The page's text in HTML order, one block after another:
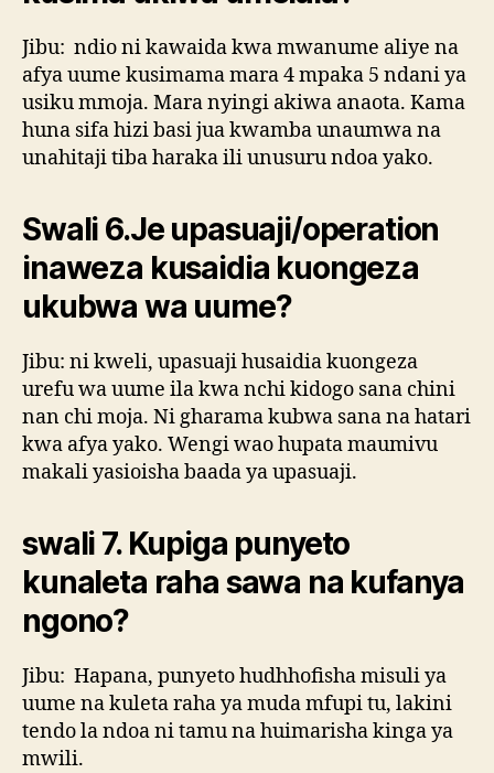
Jibu: ndio ni kawaida kwa mwanume aliye na
afya uume kusimama mara 4 mpaka 5 ndani ya
usiku mmoja. Mara nyingi akiwa anaota. Kama
huna sifa hizi basi jua kwamba unaumwa na
unahitaji tiba haraka ili unusuru ndoa yako.
Swali 6.Je upasuaji/operation
inaweza kusaidia kuongeza
ukubwa wa uume?
Jibu: ni kweli, upasuaji husaidia kuongeza
urefu wa uume ila kwa nchi kidogo sana chini
nan chi moja. Ni gharama kubwa sana na hatari
kwa afya yako. Wengi wao hupata maumivu
makali yasioisha baada ya upasuaji.
swali 7. Kupiga punyeto
kunaleta raha sawa na kufanya
ngono?
Jibu: Hapana, punyeto hudhhofisha misuli ya
uume na kuleta raha ya muda mfupi tu, lakini
tendo la ndoa ni tamu na huimarisha kinga ya
mwili.